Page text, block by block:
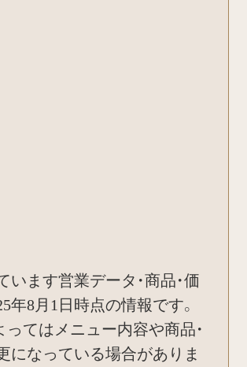
ます営業データ・商品・価
年8月1日時点の情報です。
てはメニュー内容や商品・
になっている場合がありま